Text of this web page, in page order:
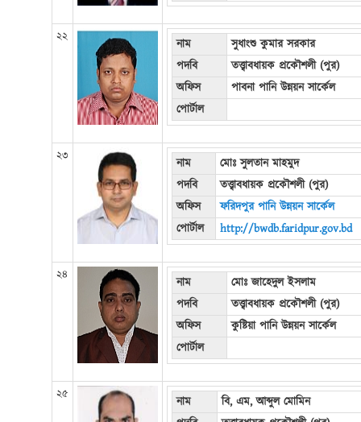
২২ নাম
সুধাংশু কুমার সরকার
পদবি
তত্ত্বাবধায়ক প্রকৌশলী (পুর)
অফিস
পাবনা পানি উন্নয়ন সার্কেল
পোর্টাল
২৩ নাম
মোঃ সুলতান মাহমুদ
পদবি
তত্ত্বাবধায়ক প্রকৌশলী (পুর)
অফিস
ফরিদপুর পানি উন্নয়ন সার্কেল
পোর্টাল
http://bwdb.faridpur.gov.bd
২৪ নাম
মোঃ জাহেদুল ইসলাম
পদবি
তত্ত্বাবধায়ক প্রকৌশলী (পুর)
অফিস
কুষ্টিয়া পানি উন্নয়ন সার্কেল
পোর্টাল
২৫ নাম
বি, এম, আব্দুল মোমিন